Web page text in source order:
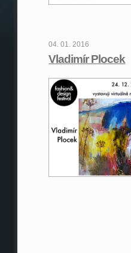
04. 01. 2016
Vladimír Plocek